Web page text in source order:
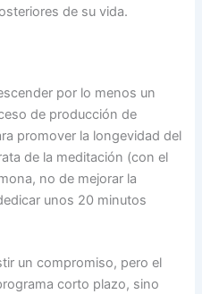
de su vida.
por lo menos un
de producción de
promover la longevidad del
de la meditación (con el
no de mejorar la
unos 20 minutos
un compromiso, pero el
corto plazo, sino